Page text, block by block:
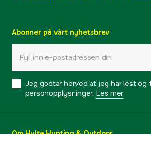
Abonner på vårt nyhetsbrev
Jeg godtar herved at jeg har lest
personopplysninger. Les mer
Om Hylte Hunting & Outdoor